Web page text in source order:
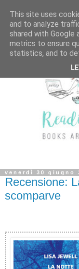
venerdì 30 giugno
Recensione:
scomparve
This site uses
and to analyze
shared with Google
metrics to ensure
statistics, and to